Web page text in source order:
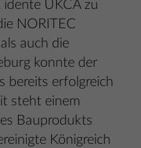
UKCA zu
NORITEC
auch die
konnte der
bereits erfolgreich
steht einem
Bauprodukts
Königreich